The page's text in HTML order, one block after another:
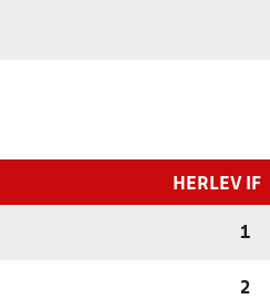
HERLEV IF
1
2